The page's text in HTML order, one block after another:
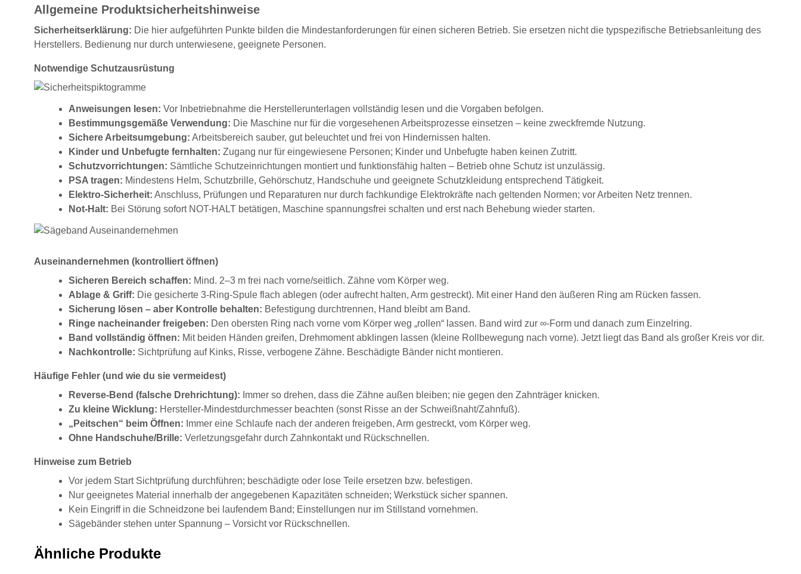
Allgemeine Produktsicherheitshinweise
Sicherheitserklärung: Die hier aufgeführten Punkte bilden die Mindestanforderungen für einen sicheren Betrieb. Sie ersetzen nicht die typspezifische Betriebsanleitung des
Herstellers. Bedienung nur durch unterwiesene, geeignete Personen.
Notwendige Schutzausrüstung
Anweisungen lesen: Vor Inbetriebnahme die Herstellerunterlagen vollständig lesen und die Vorgaben befolgen.
Bestimmungsgemäße Verwendung: Die Maschine nur für die vorgesehenen Arbeitsprozesse einsetzen – keine zweckfremde Nutzung.
Sichere Arbeitsumgebung: Arbeitsbereich sauber, gut beleuchtet und frei von Hindernissen halten.
Kinder und Unbefugte fernhalten: Zugang nur für eingewiesene Personen; Kinder und Unbefugte haben keinen Zutritt.
Schutzvorrichtungen: Sämtliche Schutzeinrichtungen montiert und funktionsfähig halten – Betrieb ohne Schutz ist unzulässig.
PSA tragen: Mindestens Helm, Schutzbrille, Gehörschutz, Handschuhe und geeignete Schutzkleidung entsprechend Tätigkeit.
Elektro-Sicherheit: Anschluss, Prüfungen und Reparaturen nur durch fachkundige Elektrokräfte nach geltenden Normen; vor Arbeiten Netz trennen.
Not-Halt: Bei Störung sofort NOT-HALT betätigen, Maschine spannungsfrei schalten und erst nach Behebung wieder starten.
Auseinandernehmen (kontrolliert öffnen)
Sicheren Bereich schaffen: Mind. 2–3 m frei nach vorne/seitlich. Zähne vom Körper weg.
Ablage & Griff: Die gesicherte 3-Ring-Spule flach ablegen (oder aufrecht halten, Arm gestreckt). Mit einer Hand den äußeren Ring am Rücken fassen.
Sicherung lösen – aber Kontrolle behalten: Befestigung durchtrennen, Hand bleibt am Band.
Ringe nacheinander freigeben: Den obersten Ring nach vorne vom Körper weg „rollen“ lassen. Band wird zur ∞-Form und danach zum Einzelring.
Band vollständig öffnen: Mit beiden Händen greifen, Drehmoment abklingen lassen (kleine Rollbewegung nach vorne). Jetzt liegt das Band als großer Kreis vor dir.
Nachkontrolle: Sichtprüfung auf Kinks, Risse, verbogene Zähne. Beschädigte Bänder nicht montieren.
Häufige Fehler (und wie du sie vermeidest)
Reverse-Bend (falsche Drehrichtung): Immer so drehen, dass die Zähne außen bleiben; nie gegen den Zahnträger knicken.
Zu kleine Wicklung: Hersteller-Mindestdurchmesser beachten (sonst Risse an der Schweißnaht/Zahnfuß).
„Peitschen“ beim Öffnen: Immer eine Schlaufe nach der anderen freigeben, Arm gestreckt, vom Körper weg.
Ohne Handschuhe/Brille: Verletzungsgefahr durch Zahnkontakt und Rückschnellen.
Hinweise zum Betrieb
Vor jedem Start Sichtprüfung durchführen; beschädigte oder lose Teile ersetzen bzw. befestigen.
Nur geeignetes Material innerhalb der angegebenen Kapazitäten schneiden; Werkstück sicher spannen.
Kein Eingriff in die Schneidzone bei laufendem Band; Einstellungen nur im Stillstand vornehmen.
Sägebänder stehen unter Spannung – Vorsicht vor Rückschnellen.
Ähnliche Produkte